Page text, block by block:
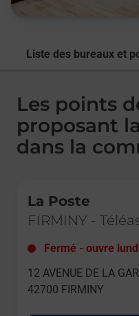
Liste des bureaux et
Les points
proposant
dans la
La Poste
FIRMINY -
Fermé - ouvre
12 AVENUE DE LA
42700 FIRMINY